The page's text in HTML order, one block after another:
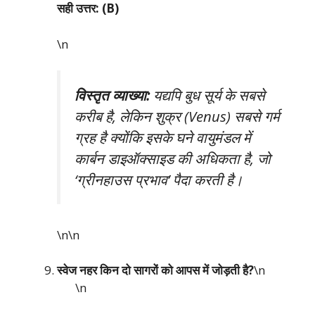
सही उत्तर: (B)
\n
विस्तृत व्याख्या:यद्यपि बुध सूर्य के सबसे
करीब है, लेकिन शुक्र (Venus) सबसे गर्म
ग्रह है क्योंकि इसके घने वायुमंडल में
कार्बन डाइऑक्साइड की अधिकता है, जो
‘ग्रीनहाउस प्रभाव’ पैदा करती है।
\n\n
स्वेज नहर किन दो सागरों को आपस में जोड़ती है?\n
\n